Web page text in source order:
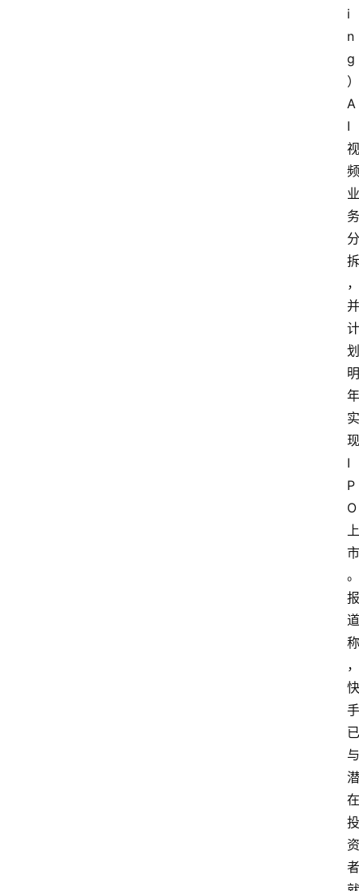
i
n
g
）
A
I
视
频
业
务
分
拆
，
并
计
划
明
年
实
现
I
P
O
上
市
。
报
道
称
，
快
手
已
与
潜
在
投
资
者